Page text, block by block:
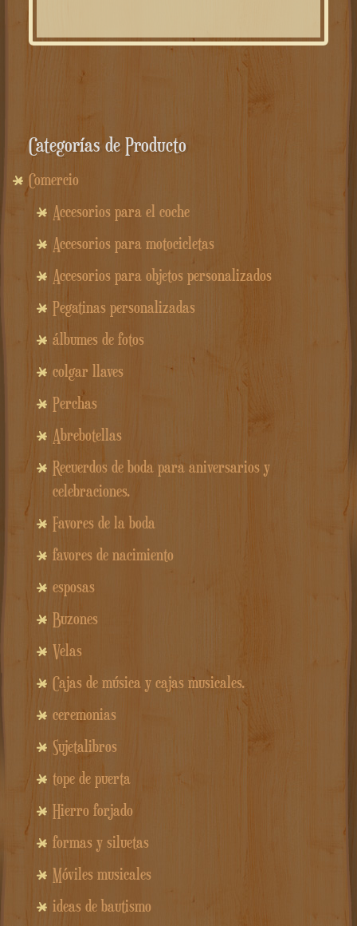
Categorías de Producto
Comercio
Accesorios para el coche
Accesorios para motocicletas
Accesorios para objetos personalizados
Pegatinas personalizadas
álbumes de fotos
colgar llaves
Perchas
Abrebotellas
Recuerdos de boda para aniversarios y
celebraciones.
Favores de la boda
favores de nacimiento
esposas
Buzones
Velas
Cajas de música y cajas musicales.
ceremonias
Sujetalibros
tope de puerta
Hierro forjado
formas y siluetas
Móviles musicales
ideas de bautismo